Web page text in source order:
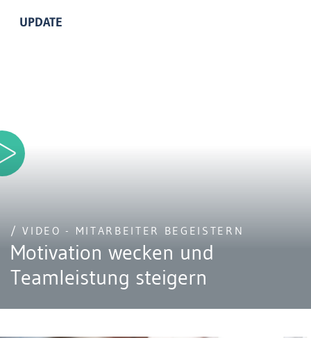
UPDATE
/ VIDEO - MITARBEITER BEGEISTERN
Motivation wecken und
Teamleistung steigern